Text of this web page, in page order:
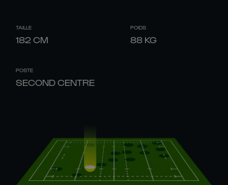
TAILLE
182 CM
POIDS
88 KG
POSTE
SECOND CENTRE